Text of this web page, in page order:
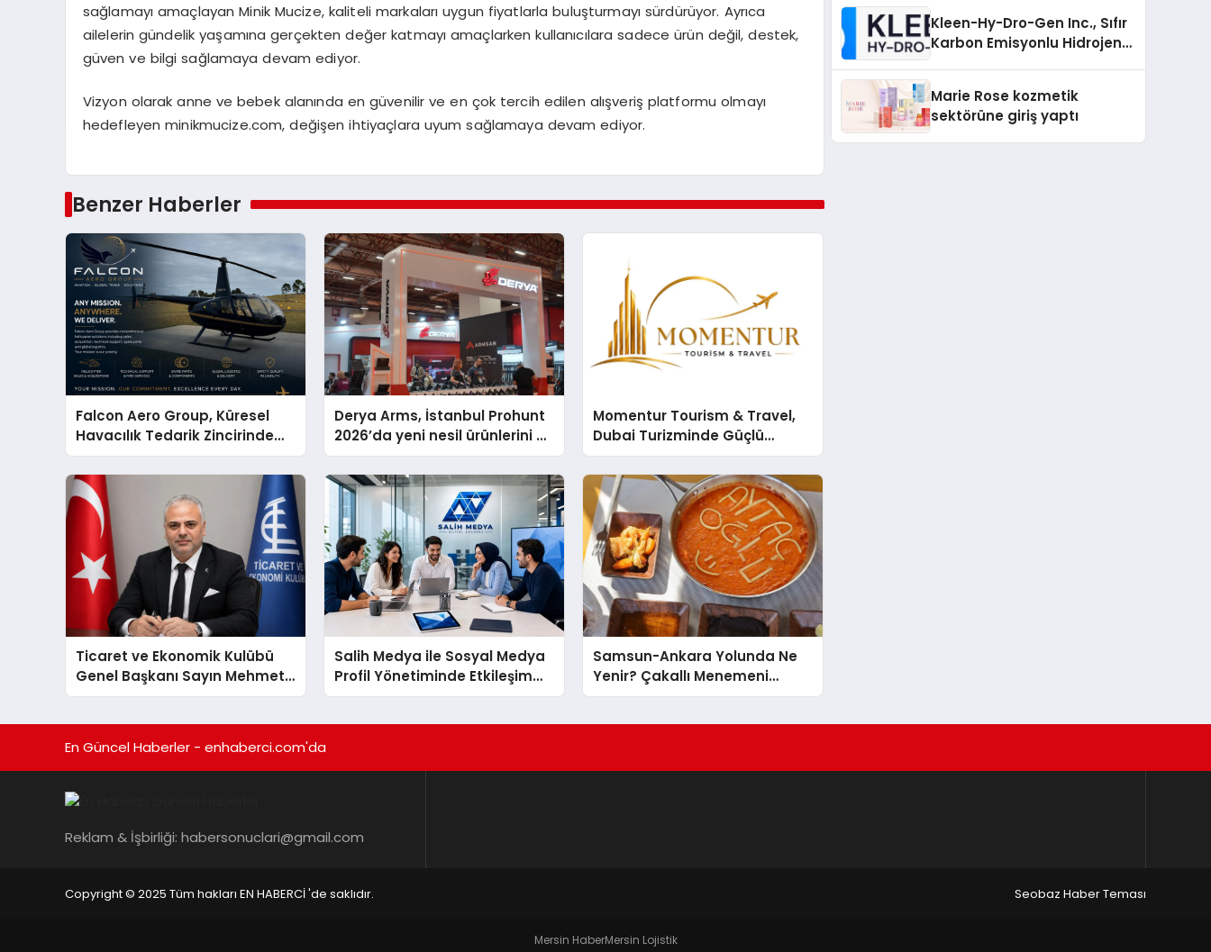
sağlamayı amaçlayan Minik Mucize, kaliteli markaları uygun fiyatlarla buluşturmayı sürdürüyor. Ayrıca
ailelerin gündelik yaşamına gerçekten değer katmayı amaçlarken kullanıcılara sadece ürün değil, destek,
güven ve bilgi sağlamaya devam ediyor.
Vizyon olarak anne ve bebek alanında en güvenilir ve en çok tercih edilen alışveriş platformu olmayı
hedefleyen minikmucize.com, değişen ihtiyaçlara uyum sağlamaya devam ediyor.
Benzer Haberler
Falcon Aero Group, Küresel
Havacılık Tedarik Zincirinde
Türkiye’den Dünyaya Açılıyor
Derya Arms, İstanbul Prohunt
2026’da yeni nesil ürünlerini ve
global marka vizyonunu
sergiledi
Momentur Tourism & Travel,
Dubai Turizminde Güçlü
Operasyon Ağıyla Fark
Yaratıyor
Ticaret ve Ekonomik Kulübü
Genel Başkanı Sayın Mehmet
Ulutaş, ekonomiye dair yaptığı
Salih Medya ile Sosyal Medya
Profil Yönetiminde Etkileşim
Artırma Yöntemleri
Samsun-Ankara Yolunda Ne
Yenir? Çakallı Menemeni
Molası
Kleen-Hy-Dro-Gen Inc., Sıfır
Karbon Emisyonlu Hidrojen
Aldı
Marie Rose kozmetik
sektörüne giriş yaptı
En Güncel Haberler - enhaberci.com'da
Reklam & İşbirliği: habersonuclari@gmail.com
Copyright © 2025 Tüm hakları EN HABERCİ 'de saklıdır. Seobaz Haber Teması
Mersin HaberMersin Lojistik